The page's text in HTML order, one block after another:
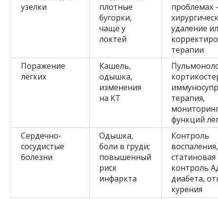
узелки
плотные
бугорки,
чаще у
локтей
проблемах
удаление
терапии
Поражение
лёгких
Кашель,
одышка,
изменения
на КТ
терапия,
функций
Сердечно-
сосудистые
болезни
Одышка,
боли в груди;
повышенный
риск
инфаркта
Контроль
воспаления,
контроль
диабета,
курения